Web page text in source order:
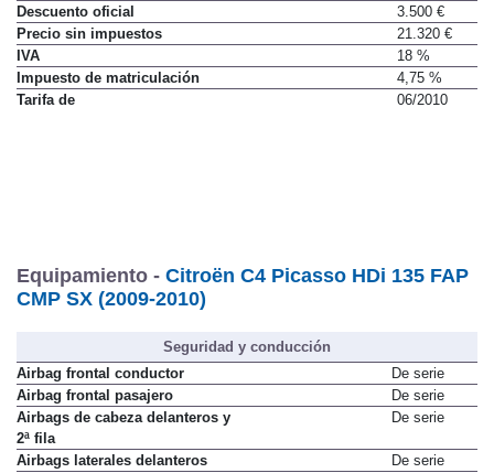
Descuento oficial
3.500 €
Precio sin impuestos
21.320 €
IVA
18 %
Impuesto de matriculación
4,75 %
Tarifa de
06/2010
Equipamiento - Citroën C4 Picasso HDi 135 FAP
CMP SX (2009-2010)
Seguridad y conducción
Airbag frontal conductor
De serie
Airbag frontal pasajero
De serie
Airbags de cabeza delanteros y
2ª fila
De serie
Airbags laterales delanteros
De serie